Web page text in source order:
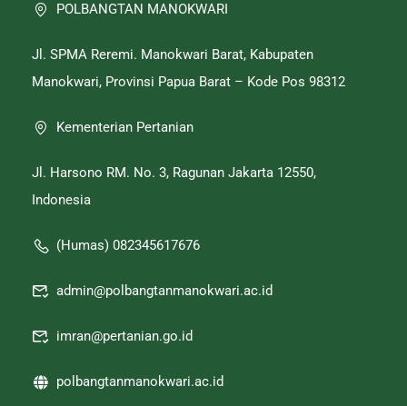
POLBANGTAN MANOKWARI
Jl. SPMA Reremi. Manokwari Barat, Kabupaten
Manokwari, Provinsi Papua Barat – Kode Pos 98312
Kementerian Pertanian
Jl. Harsono RM. No. 3, Ragunan Jakarta 12550,
Indonesia
(Humas) 082345617676
admin@polbangtanmanokwari.ac.id
imran@pertanian.go.id
polbangtanmanokwari.ac.id